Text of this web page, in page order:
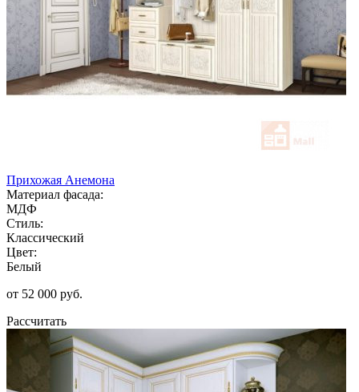
Прихожая Анемона
Материал фасада:
МДФ
Стиль:
Классический
Цвет:
Белый
от 52 000 руб.
Рассчитать